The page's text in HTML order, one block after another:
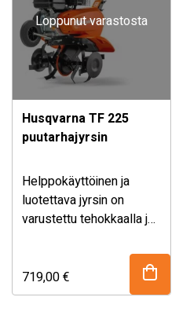
Loppunut varastosta
Husqvarna TF 225
puutarhajyrsin
Helppokäyttöinen ja
luotettava jyrsin on
varustettu tehokkaalla ja
Säädettävä ja taitettava
työntöaisa,
719,00€